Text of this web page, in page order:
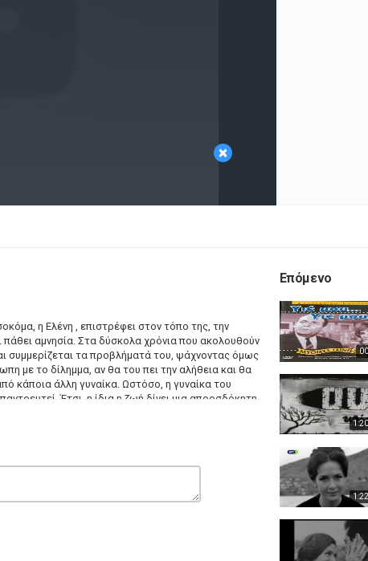
×
η Ελένη , επιστρέφει στον τόπο της, την
αμνησία. Στα δύσκολα χρόνια που ακολουθούν
συμμερίζεται τα προβλήματά του, ψάχνοντας όμως
με το δίλημμα, αν θα του πει την αλήθεια και θα
κάποια άλλη γυναίκα. Ωστόσο, η γυναίκα του
Έτσι, η ίδια η ζωή δίνει μια απροσδόκητη
Επόμενο